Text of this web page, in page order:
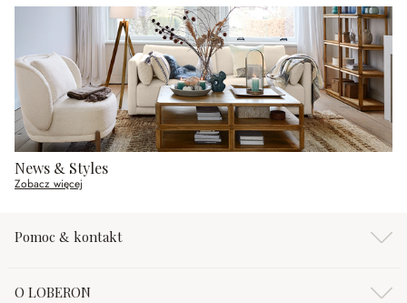
News & Styles
Zobacz więcej
Pomoc & kontakt
O LOBERON